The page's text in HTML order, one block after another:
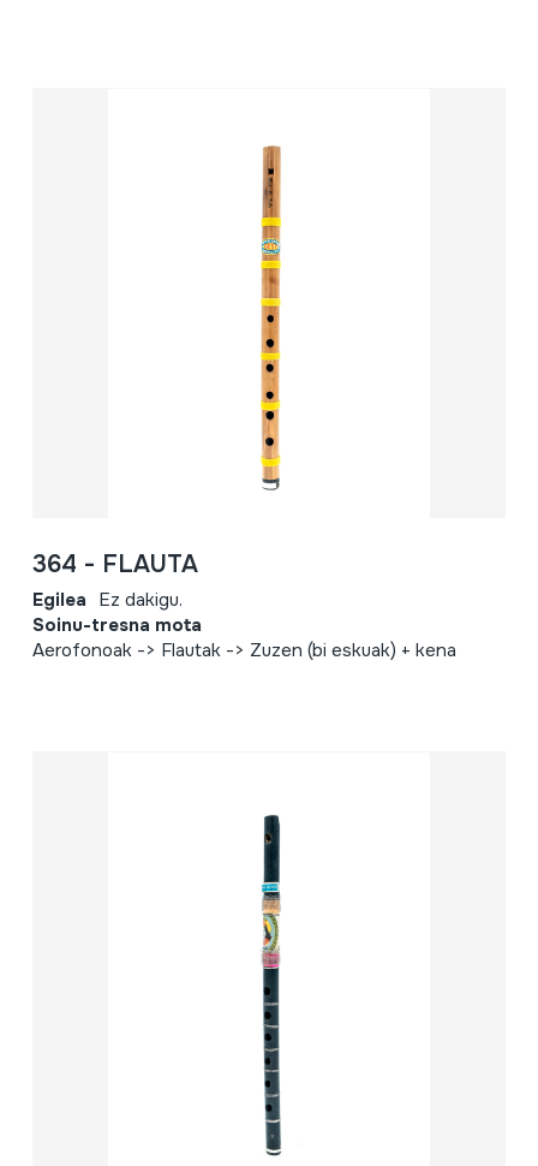
364 - FLAUTA
Egilea Ez dakigu.
Soinu-tresna mota
Aerofonoak -> Flautak -> Zuzen (bi eskuak) + kena